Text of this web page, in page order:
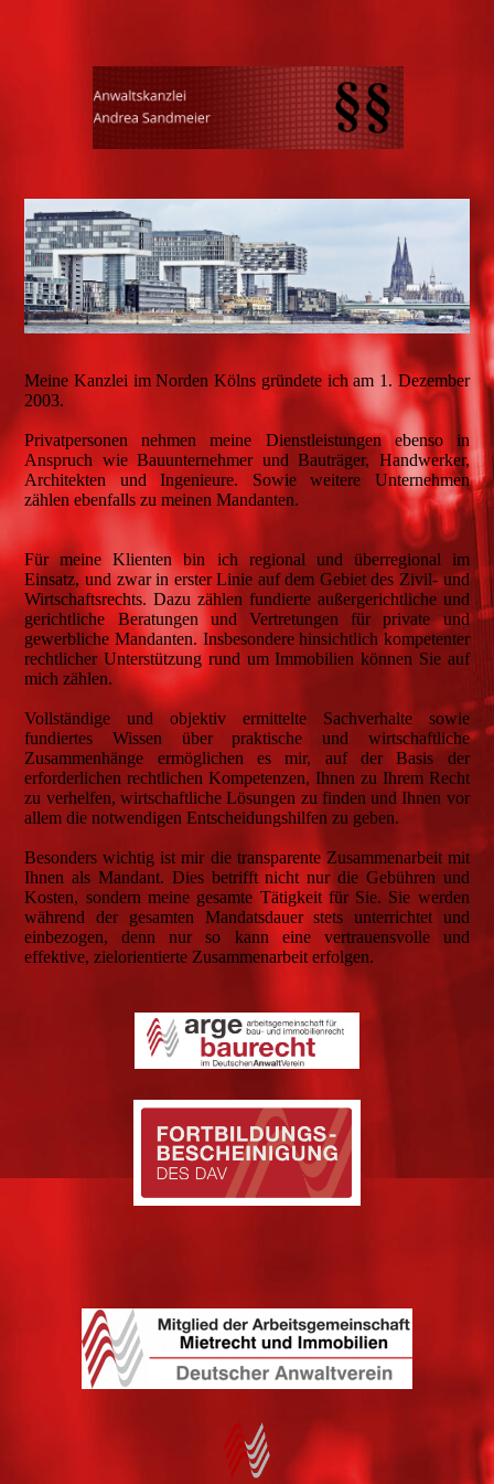
Meine Kanzlei im Norden Kölns gründete ich am 1. Dezember
2003.
Privatpersonen nehmen meine Dienstleistungen ebenso in
Anspruch wie Bauunternehmer und Bauträger, Handwerker,
Architekten und Ingenieure. Sowie weitere Unternehmen
zählen ebenfalls zu meinen Mandanten.
Für meine Klienten bin ich regional und überregional im
Einsatz, und zwar in erster Linie auf dem Gebiet des Zivil- und
Wirtschaftsrechts. Dazu zählen fundierte außergerichtliche und
gerichtliche Beratungen und Vertretungen für private und
gewerbliche Mandanten. Insbesondere hinsichtlich kompetenter
rechtlicher Unterstützung rund um Immobilien können Sie auf
mich zählen.
Vollständige und objektiv ermittelte Sachverhalte sowie
fundiertes Wissen über praktische und wirtschaftliche
Zusammenhänge ermöglichen es mir, auf der Basis der
erforderlichen rechtlichen Kompetenzen, Ihnen zu Ihrem Recht
zu verhelfen, wirtschaftliche Lösungen zu finden und Ihnen vor
allem die notwendigen Entscheidungshilfen zu geben.
Besonders wichtig ist mir die transparente Zusammenarbeit mit
Ihnen als Mandant. Dies betrifft nicht nur die Gebühren und
Kosten, sondern meine gesamte Tätigkeit für Sie. Sie werden
während der gesamten Mandatsdauer stets unterrichtet und
einbezogen, denn nur so kann eine vertrauensvolle und
effektive, zielorientierte Zusammenarbeit erfolgen.